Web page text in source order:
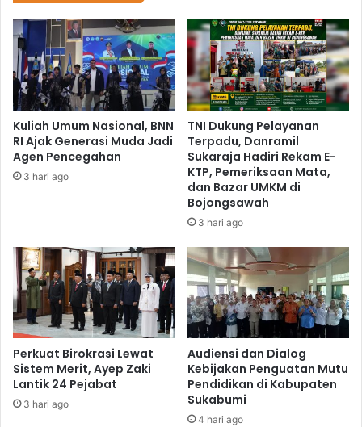
Kuliah Umum Nasional, BNN
RI Ajak Generasi Muda Jadi
Agen Pencegahan
3 hari ago
TNI Dukung Pelayanan
Terpadu, Danramil
Sukaraja Hadiri Rekam E-
KTP, Pemeriksaan Mata,
dan Bazar UMKM di
Bojongsawah
3 hari ago
Perkuat Birokrasi Lewat
Sistem Merit, Ayep Zaki
Lantik 24 Pejabat
3 hari ago
Audiensi dan Dialog
Kebijakan Penguatan Mutu
Pendidikan di Kabupaten
Sukabumi
4 hari ago